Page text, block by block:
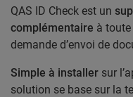
QAS ID Check est un
complémentaire à
demande d’envoi de
Simple à installer sur
solution se base sur la